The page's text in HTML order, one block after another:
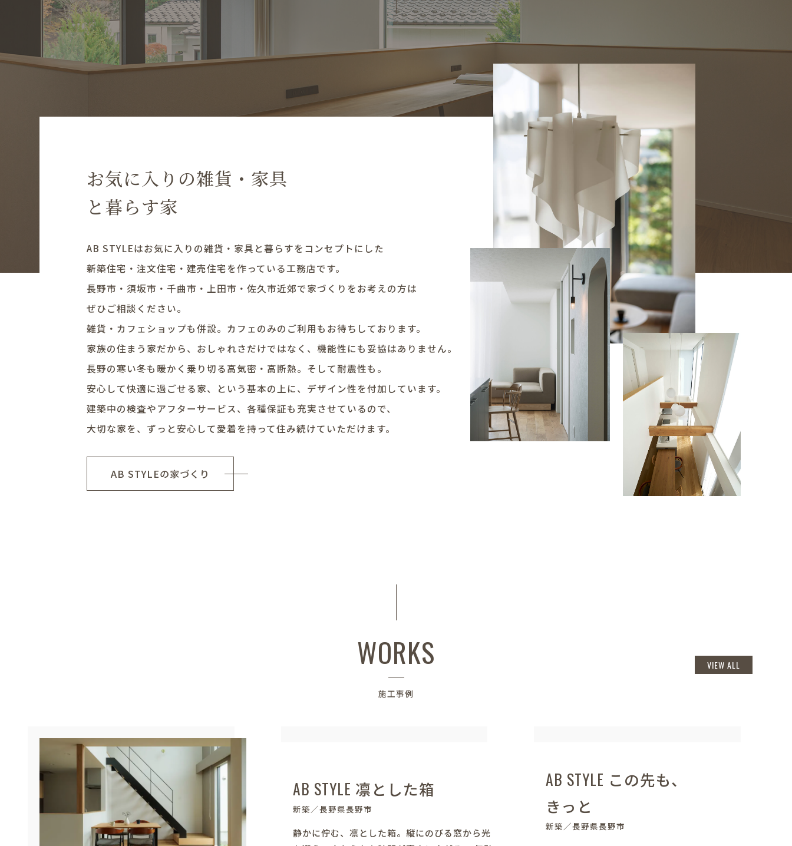
お気に入りの雑貨・家具
と暮らす家
AB STYLEはお気に入りの雑貨・家具と暮らすをコンセプトにした
新築住宅・注文住宅・建売住宅を作っている工務店です。
長野市・須坂市・千曲市・上田市・佐久市近郊で家づくりをお考えの方は
ぜひご相談ください。
雑貨・カフェショップも併設。カフェのみのご利用もお待ちしております。
家族の住まう家だから、おしゃれさだけではなく、機能性にも妥協はありません。
長野の寒い冬も暖かく乗り切る高気密・高断熱。そして耐震性も。
安心して快適に過ごせる家、という基本の上に、デザイン性を付加しています。
建築中の検査やアフターサービス、各種保証も充実させているので、
大切な家を、ずっと安心して愛着を持って住み続けていただけます。
AB STYLEの家づくり
WORKS
施工事例
AB STYLE 凛とした箱
新築／長野県長野市
静かに佇む、凛とした箱。縦にのびる窓から光
AB STYLE この先も、
きっと
新築／長野県長野市
VIEW ALL